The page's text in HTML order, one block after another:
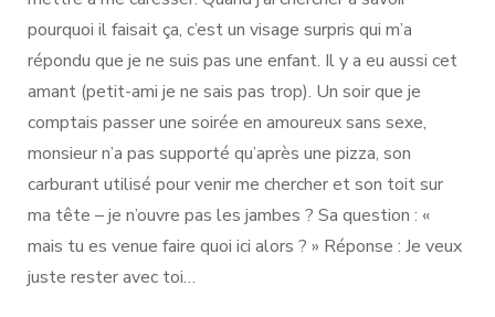
pourquoi il faisait ça, c’est un visage surpris qui m’a
répondu que je ne suis pas une enfant. Il y a eu aussi cet
amant (petit-ami je ne sais pas trop). Un soir que je
comptais passer une soirée en amoureux sans sexe,
monsieur n’a pas supporté qu’après une pizza, son
carburant utilisé pour venir me chercher et son toit sur
ma tête – je n’ouvre pas les jambes ? Sa question : «
mais tu es venue faire quoi ici alors ? » Réponse : Je veux
juste rester avec toi…